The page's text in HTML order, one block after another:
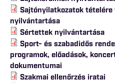
Sajtónyilatkozatok
nyilvántartása
Sértettek nyilvántartása
Sport- és szabadidős
programok, előadások,
dokumentumai
Szakmai ellenőrzés iratai